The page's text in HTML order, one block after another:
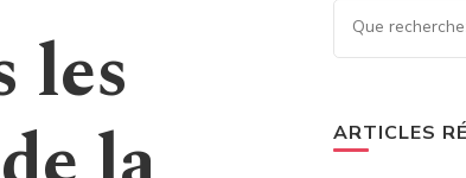
les
Vous
chose ?
ARTICLES